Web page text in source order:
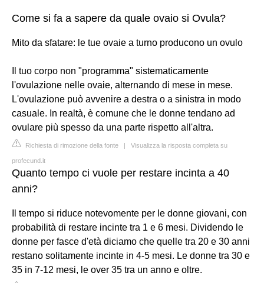
Come si fa a sapere da quale ovaio si Ovula?
Mito da sfatare: le tue ovaie a turno producono un ovulo
Il tuo corpo non "programma" sistematicamente
l'ovulazione nelle ovaie, alternando di mese in mese.
L'ovulazione può avvenire a destra o a sinistra in modo
casuale. In realtà, è comune che le donne tendano ad
ovulare più spesso da una parte rispetto all'altra.
Richiesta di rimozione della fonte | Visualizza la risposta completa su
profecund.it
Quanto tempo ci vuole per restare incinta a 40
anni?
Il tempo si riduce notevomente per le donne giovani, con
probabilità di restare incinte tra 1 e 6 mesi. Dividendo le
donne per fasce d'età diciamo che quelle tra 20 e 30 anni
restano solitamente incinte in 4-5 mesi. Le donne tra 30 e
35 in 7-12 mesi, le over 35 tra un anno e oltre.